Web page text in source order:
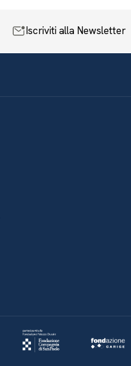
Iscriviti alla Newsletter